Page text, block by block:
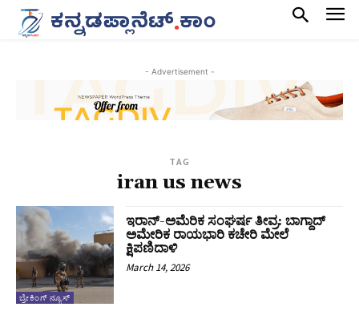
- Advertisement -
TAG
iran us news
ಬ್ರೇಕಿಂಗ್ ನ್ಯೂಸ್
ಇರಾನ್-ಅಮೆರಿಕ ಸಂಘರ್ಷ ತೀವ್ರ: ಬಾಗ್ದಾದ್
ಅಮೇರಿಕ ರಾಯಭಾರಿ ಕಚೇರಿ ಮೇಲೆ
ಕ್ಷಿಪಣಿದಾಳಿ
March 14, 2026